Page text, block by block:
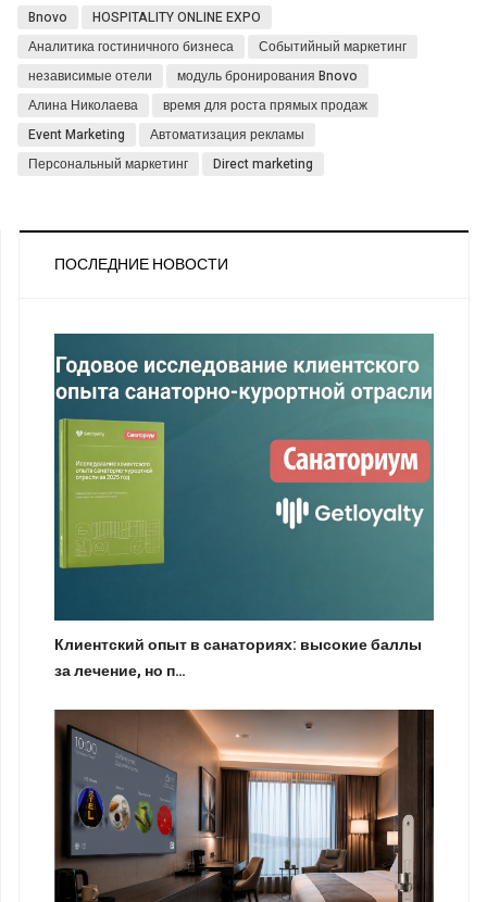
Bnovo
HOSPITALITY ONLINE EXPO
Аналитика гостиничного бизнеса
Событийный маркетинг
независимые отели
модуль бронирования Bnovo
Алина Николаева
время для роста прямых продаж
Event Marketing
Автоматизация рекламы
Персональный маркетинг
Direct marketing
ПОСЛЕДНИЕ НОВОСТИ
Клиентский опыт в санаториях: высокие баллы
за лечение, но п…